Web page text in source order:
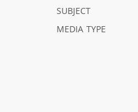
subject
media type